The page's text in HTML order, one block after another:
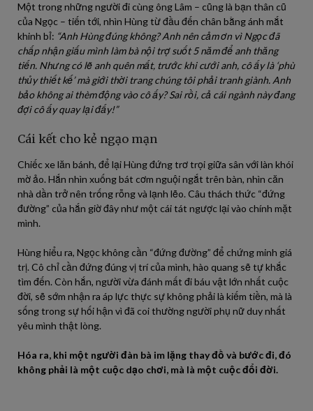
Một trong những người đi cùng ông Lâm – cũng là bạn thân cũ
của Ngọc – tiến tới, nhìn Hùng từ đầu đến chân bằng ánh mắt
khinh bỉ: “Anh Hùng đúng không? Anh nên cảm ơn vì Ngọc đã
chấp nhận giấu mình làm bà nội trợ suốt 5 năm để anh thăng
tiến. Nhưng có lẽ anh quên mất, trước khi cưới anh, cô ấy là ‘phù
thủy thiết kế’ mà giới thời trang chúng tôi phải tranh giành. Anh
bảo không ai thèm động vào cô ấy? Sai rồi, cả cái ngành này đang
đợi cô ấy quay lại đấy!”
Cái kết cho kẻ ngạo mạn
Chiếc xe lăn bánh, để lại Hùng đứng trơ trọi giữa sân với làn khói
mờ ảo. Hắn nhìn xuống bát cơm nguội ngắt trên bàn, nhìn căn
nhà dần trở nên trống rỗng và lạnh lẽo. Câu thách thức “đứng
đường” của hắn giờ đây như một cái tát ngược lại vào chính mặt
mình.
Hùng hiểu ra, Ngọc không cần “đứng đường” để chứng minh giá
trị. Cô chỉ cần đứng đúng vị trí của mình, hào quang sẽ tự khắc
tìm đến. Còn hắn, người vừa đánh mất đi báu vật lớn nhất cuộc
đời, sẽ sớm nhận ra áp lực thực sự không phải là kiếm tiền, mà là
sống trong sự hối hận vì đã coi thường người phụ nữ duy nhất
yêu mình thật lòng.
Hóa ra, khi một người đàn bà im lặng thay đồ và bước đi, đó
không phải là một cuộc dạo chơi, mà là một cuộc đổi đời.